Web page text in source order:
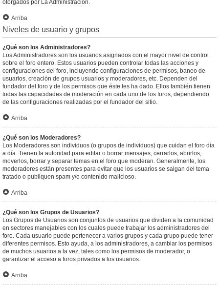
otorgados por La Administración.
Arriba
Niveles de usuario y grupos
¿Qué son los Administradores?
Los Administradores son los usuarios asignados con el mayor nivel de control
sobre el foro entero. Estos usuarios pueden controlar todas las acciones y
configuraciones del foro, incluyendo configuraciones de permisos, baneo de
usuarios, creación de grupos usuarios y moderadores, etc. Dependen del
fundador del foro y de los permisos que éste les ha dado. Ellos también tienen
todas las capacidades de moderación en cada uno de los foros, dependiendo
de las configuraciones realizadas por el fundador del sitio.
Arriba
¿Qué son los Moderadores?
Los Moderadores son individuos (o grupos de individuos) que cuidan el foro día
a día. Tienen la autoridad para editar o borrar mensajes, cerrarlos, abrirlos,
moverlos, borrar y separar temas en el foro que moderan. Generalmente, los
moderadores están presentes para evitar que los usuarios se salgan del tema
tratado o publiquen spam y/o contenido malicioso.
Arriba
¿Qué son los Grupos de Usuarios?
Los Grupos de Usuarios son conjuntos de usuarios que dividen a la comunidad
en sectores manejables con los cuales puede trabajar los administradores del
foro. Cada usuario puede pertenecer a varios grupos y cada grupo puede tener
diferentes permisos. Esto ayuda, a los administradores, a cambiar los permisos
de muchos usuarios a la vez, tales como los permisos de moderador, o
garantizar el acceso a foros privados a los usuarios.
Arriba